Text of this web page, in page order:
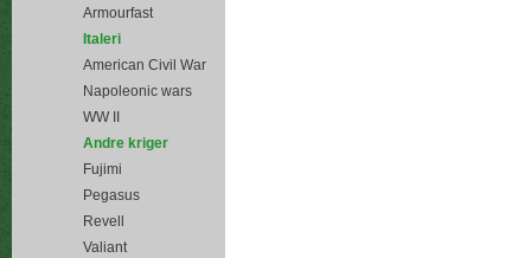
Armourfast
Italeri
American Civil War
Napoleonic wars
WW II
Andre kriger
Fujimi
Pegasus
Revell
Valiant